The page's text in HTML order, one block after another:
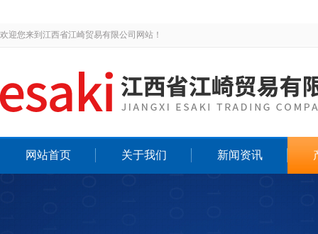
欢迎您来到江西省江崎贸易有限公司网站！
网站首页 关于我们 新闻资讯